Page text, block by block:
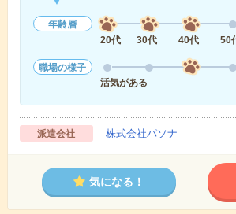
年齢層
20代
30代 40代 50
職場の様子
活気がある
派遣会社 株式会社パソナ
気になる！